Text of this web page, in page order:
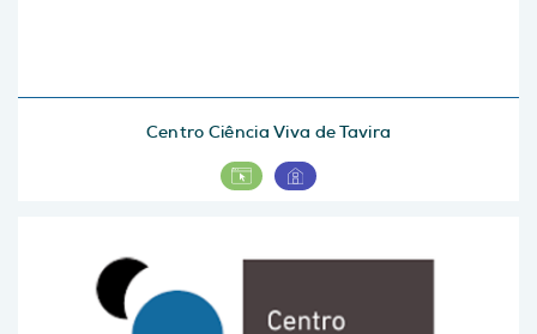
Centro Ciência Viva de Tavira